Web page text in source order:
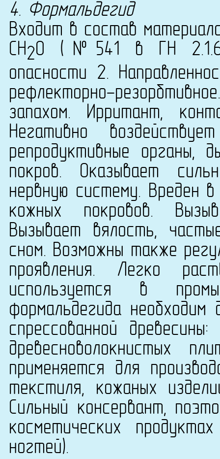
4. Формальдегид
Входит в состав
CH2O (№541 в ГН
опасности 2.
рефлекторно-
запахом. Ирритант,
Негативно
репродуктивные органы,
покров. Оказывает
нервную систему. Вреден
кожных покровов.
Вызывает вялость,
сном. Возможны также
проявления. Легко
используется в
формальдегида
спрессованной
применяется для
текстиля, кожаных
Сильный консервант,
косметических
ногтей).